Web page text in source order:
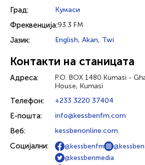
Град: Кумаси
Фреквенција:93.3 FM
Јазик: English, Akan, Twi
Контакти на станицата
Адреса:
P.O. BOX 1480 Kumasi -
House, Kumasi
Телефон: +233 3220 37404
Е-пошта: info@kessbenfm.com
Веб: kessbenonline.com
Социјални: @kessbenfm
@kessbenmedia